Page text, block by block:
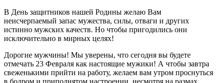
В День защитников нашей Родины желаю Вам
неисчерпаемый запас мужества, силы, отваги и других
истинно мужских качеств. Но чтобы пригодились они
исключительно в мирных целях!
Дорогие мужчины! Мы уверены, что сегодня вы будете
отмечать 23 Февраля как настоящие мужики! А чтобы завтра
свеженькими прийти на работу, желаем вам утром проснуться
в бодром и приподнятом настроении, несмотря на размах